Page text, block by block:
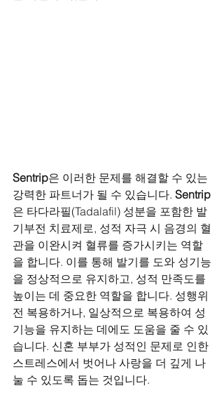
Sentrip은 이러한 문제를 해결할 수 있는
강력한 파트너가 될 수 있습니다. Sentrip
은 타다라필(Tadalafil) 성분을 포함한 발
기부전 치료제로, 성적 자극 시 음경의 혈
관을 이완시켜 혈류를 증가시키는 역할
을 합니다. 이를 통해 발기를 도와 성기능
을 정상적으로 유지하고, 성적 만족도를
높이는 데 중요한 역할을 합니다. 성행위
전 복용하거나, 일상적으로 복용하여 성
기능을 유지하는 데에도 도움을 줄 수 있
습니다. 신혼 부부가 성적인 문제로 인한
스트레스에서 벗어나 사랑을 더 깊게 나
눌 수 있도록 돕는 것입니다.